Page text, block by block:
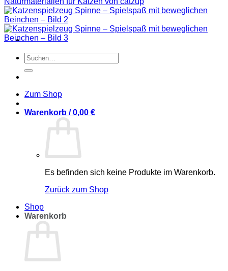
Suchen
nach:
Zum Shop
Warenkorb /0,00 €
Es befinden sich keine Produkte im Warenkorb.
Zurück zum Shop
Shop
Warenkorb